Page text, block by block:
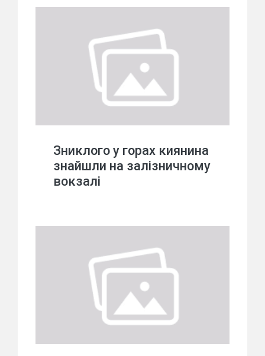
Зниклого у горах киянина
знайшли на залізничному
вокзалі